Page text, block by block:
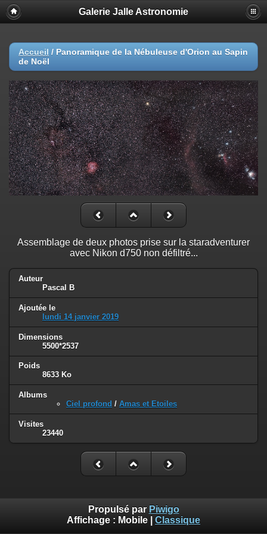
Galerie Jalle Astronomie
Accueil / Panoramique de la Nébuleuse d'Orion au Sapin
de Noël
Assemblage de deux photos prise sur la staradventurer
avec Nikon d750 non défiltré...
Auteur
Pascal B
Ajoutée le
lundi 14 janvier 2019
Dimensions
5500*2537
Poids
8633 Ko
Albums
Ciel profond / Amas et Etoiles
Visites
23440
Propulsé par Piwigo
Affichage : Mobile Classique